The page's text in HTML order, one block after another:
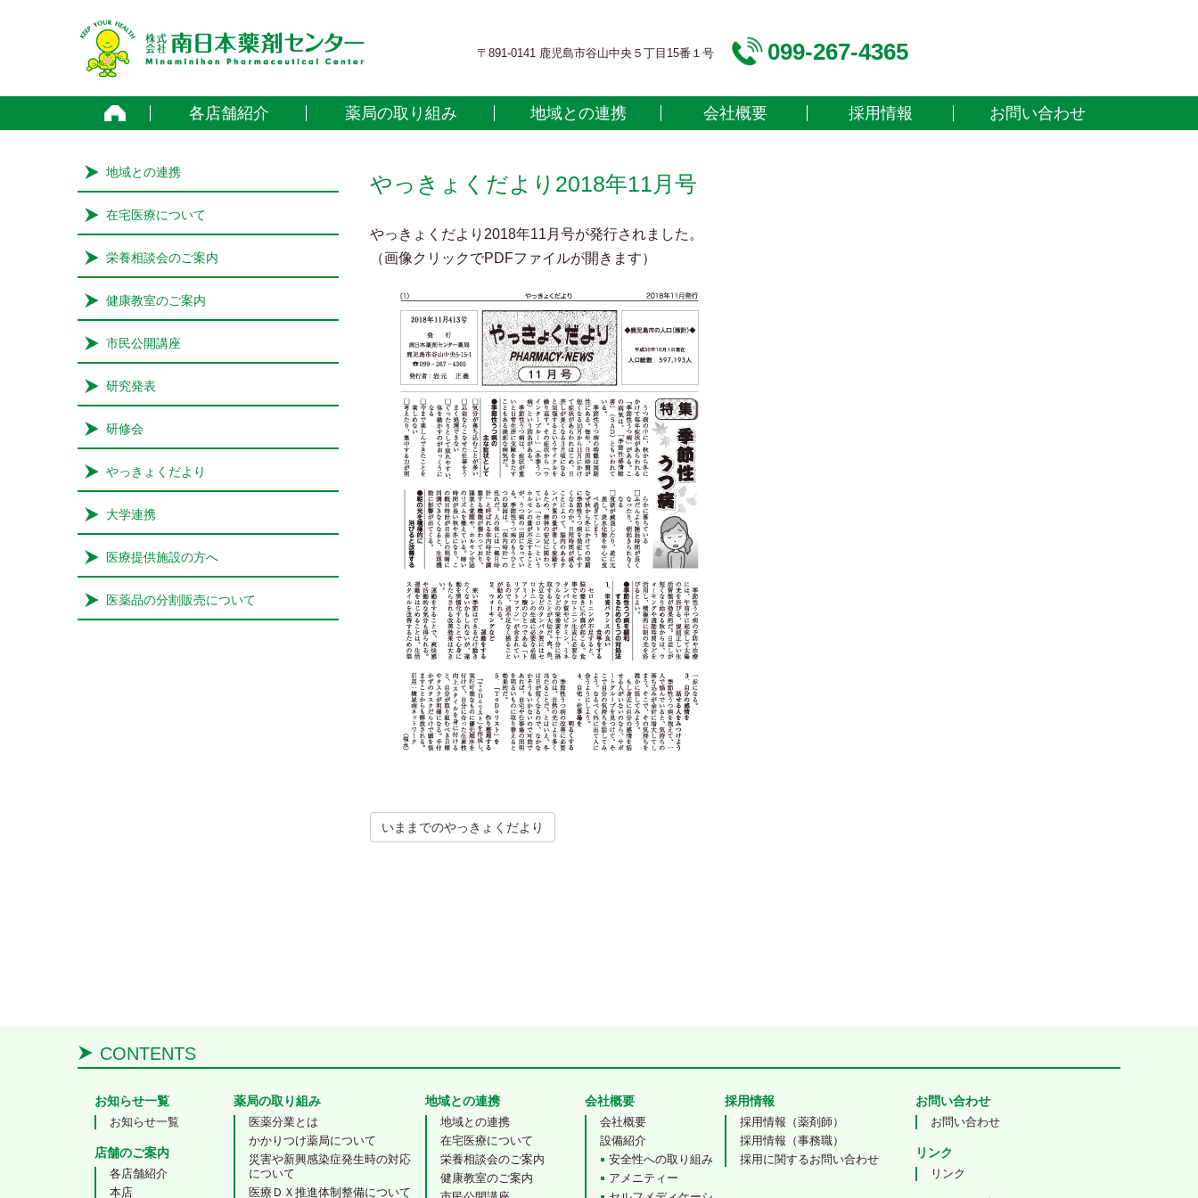
〒891-0141 鹿児島市谷山中央５丁目15番１号 099-267-4365
home各店舗紹介 薬局の取り組み 地域との連携 会社概要 採用情報 お問い合わせ
地域との連携
在宅医療について
栄養相談会のご案内
健康教室のご案内
市民公開講座
研究発表
研修会
やっきょくだより
大学連携
医療提供施設の方へ
医薬品の分割販売について
やっきょくだより2018年11月号
やっきょくだより2018年11月号が発行されました。
（画像クリックでPDFファイルが開きます）
いままでのやっきょくだより
CONTENTS
お知らせ一覧
お知らせ一覧
店舗のご案内
各店舗紹介
本店
薬局の取り組み
医薬分業とは
かかりつけ薬局について
災害や新興感染症発生時の対応
について
医療ＤＸ推進体制整備について
地域との連携
地域との連携
在宅医療について
栄養相談会のご案内
健康教室のご案内
会社概要
会社概要
設備紹介
安全性への取り組み
アメニティー
採用情報
採用情報（薬剤師）
採用情報（事務職）
採用に関するお問い合わせ
お問い合わせ
お問い合わせ
リンク
リンク